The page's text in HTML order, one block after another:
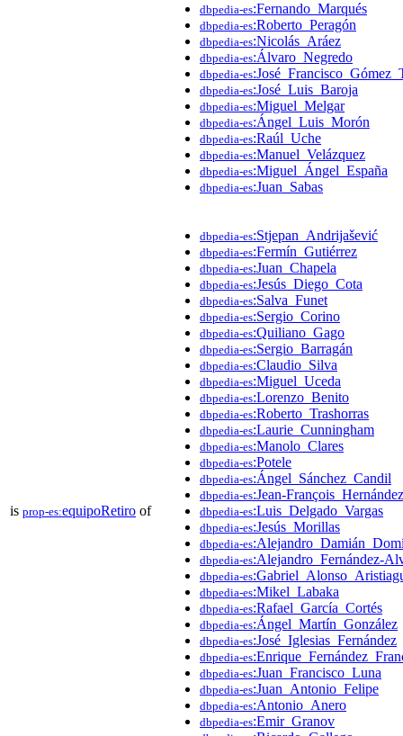
dbpedia-es:Fernando_Marqués
dbpedia-es:Roberto_Peragón
dbpedia-es:Nicolás_Aráez
dbpedia-es:Álvaro_Negredo
dbpedia-es
dbpedia-es:José_Luis_Baroja
dbpedia-es:Miguel_Melgar
dbpedia-es:Ángel_Luis_Morón
dbpedia-es:Raúl_Uche
dbpedia-es:Manuel_Velázquez
dbpedia-es:Miguel_Ángel_España
dbpedia-es:Juan_Sabas
is prop-es:equipoRetiro of
dbpedia-es:Stjepan_Andrijašević
dbpedia-es:Fermín_Gutiérrez
dbpedia-es:Juan_Chapela
dbpedia-es:Jesús_Diego_Cota
dbpedia-es:Salva_Funet
dbpedia-es:Sergio_Corino
dbpedia-es:Quiliano_Gago
dbpedia-es:Sergio_Barragán
dbpedia-es:Claudio_Silva
dbpedia-es:Miguel_Uceda
dbpedia-es:Lorenzo_Benito
dbpedia-es:Roberto_Trashorras
dbpedia-es:Laurie_Cunningham
dbpedia-es:Manolo_Clares
dbpedia-es:Potele
dbpedia-es:Ángel_Sánchez_Candil
dbpedia-es:Jean-François_Hernández
dbpedia-es:Luis_Delgado_Vargas
dbpedia-es:Jesús_Morillas
dbpedia-es
dbpedia-es:Alejandro_Fernández-
dbpedia-es
dbpedia-es:Mikel_Labaka
dbpedia-es:Rafael_García_Cortés
dbpedia-es:Ángel_Martín_González
dbpedia-es:José_Iglesias_Fernández
dbpedia-es
dbpedia-es:Juan_Francisco_Luna
dbpedia-es:Juan_Antonio_Felipe
dbpedia-es:Antonio_Anero
dbpedia-es:Emir_Granov